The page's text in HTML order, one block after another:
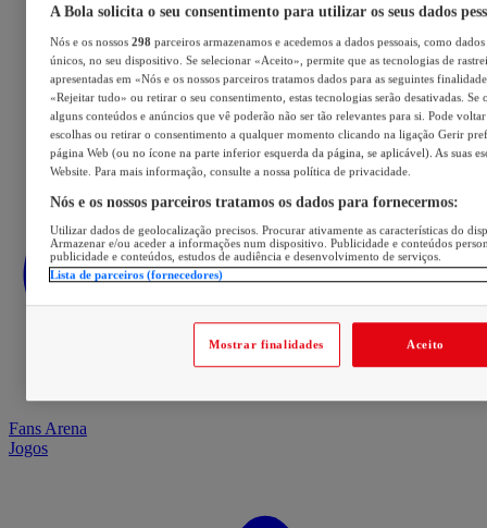
Fans Arena
Jogos
A Bola solicita o seu consentimento para utilizar os seus dados
Nós e os nossos 298 parceiros armazenamos e acedemos a dados pessoais, como
únicos, no seu dispositivo. Se selecionar «Aceito», permite que as tecnologias de
apresentadas em «Nós e os nossos parceiros tratamos dados para as seguintes
«Rejeitar tudo» ou retirar o seu consentimento, estas tecnologias serão desativadas. Se
alguns conteúdos e anúncios que vê poderão não ser tão relevantes para si. Pode voltar
escolhas ou retirar o consentimento a qualquer momento clicando na ligação Gerir
página Web (ou no ícone na parte inferior esquerda da página, se aplicável). As suas
Website. Para mais informação, consulte a nossa política de privacidade.
Nós e os nossos parceiros tratamos os dados para fornecermos:
Utilizar dados de geolocalização precisos. Procurar ativamente as características do
Armazenar e/ou aceder a informações num dispositivo. Publicidade e conteúdos
publicidade e conteúdos, estudos de audiência e desenvolvimento de serviços.
Lista de parceiros (fornecedores)
Mostrar finalidades Aceito